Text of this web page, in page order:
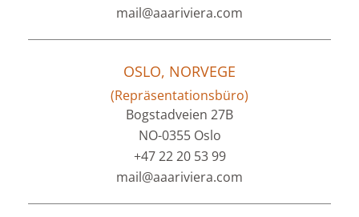
mail@aaariviera.com
OSLO, NORVEGE
(Repräsentationsbüro)
Bogstadveien 27B
NO-0355 Oslo
+47 22 20 53 99
mail@aaariviera.com